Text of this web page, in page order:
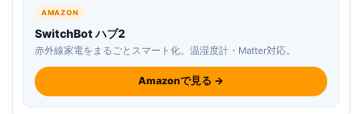
AMAZON
SwitchBot ハブ2
赤外線家電をまるごとスマート化。温湿度計・Matter対応。
Amazonで見る →